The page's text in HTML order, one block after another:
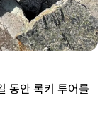
동안 록키 투어를